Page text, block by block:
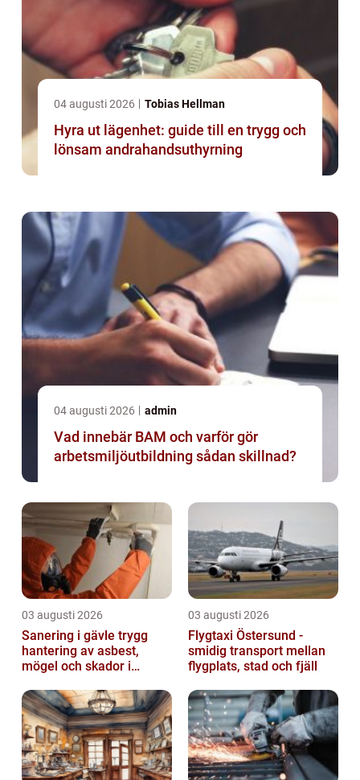
04 augusti 2026 Tobias Hellman
Hyra ut lägenhet: guide till en trygg och
lönsam andrahandsuthyrning
04 augusti 2026 admin
Vad innebär BAM och varför gör
arbetsmiljöutbildning sådan skillnad?
03 augusti 2026
Sanering i gävle trygg
hantering av asbest,
mögel och skador i
03 augusti 2026
Flygtaxi Östersund -
smidig transport mellan
flygplats, stad och fjäll